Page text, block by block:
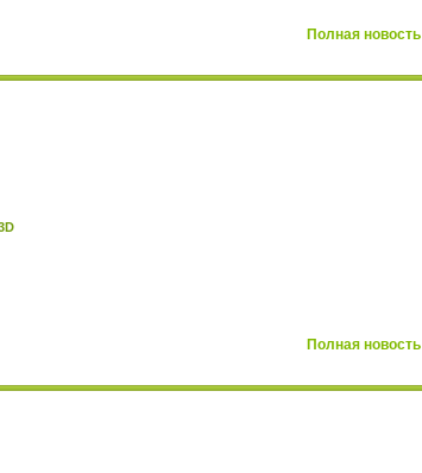
Полная новость
Полная новость